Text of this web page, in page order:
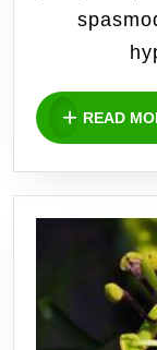
READ